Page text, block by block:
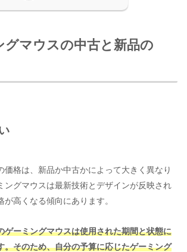
グマウスの中古と新品の
価格は、新品か中古かによって大きく異なり
ングマウスは最新技術とデザインが反映され
が高くなる傾向にあります。
ゲーミングマウスは使用された期間と状態に
。そのため、自分の予算に応じたゲーミング